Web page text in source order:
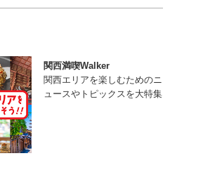
関西満喫Walker
関西エリアを楽しむためのニ
ュースやトピックスを大特集